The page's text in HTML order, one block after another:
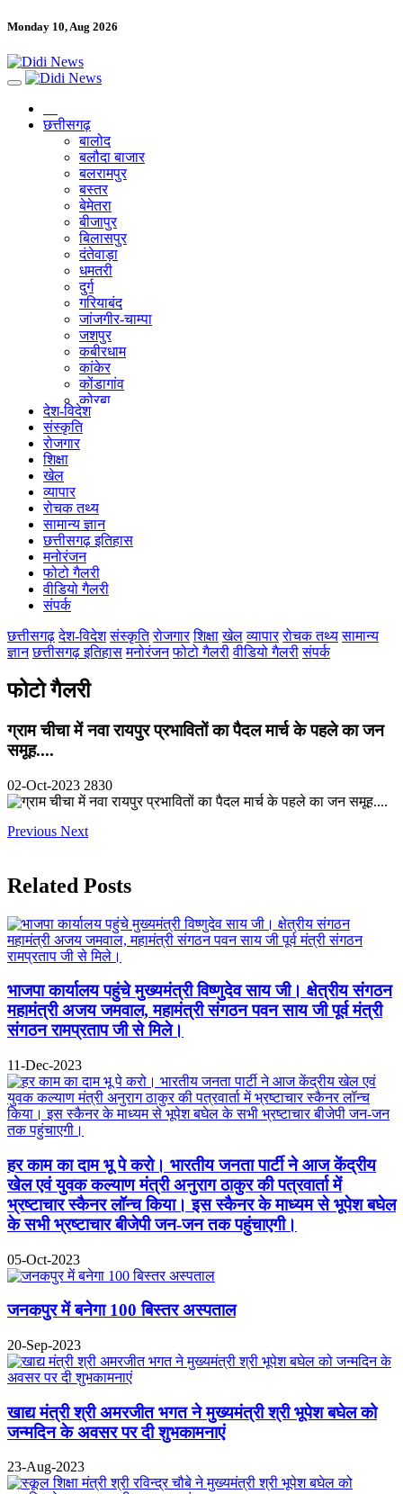
Monday 10, Aug 2026
छत्तीसगढ़
बालोद
बलौदा बाजार
बलरामपुर
बस्तर
बेमेतरा
बीजापुर
बिलासपुर
दंतेवाड़ा
धमतरी
दुर्ग
गरियाबंद
जांजगीर-चाम्पा
जशपुर
कबीरधाम
कांकेर
कोंडागांव
कोरबा
कोरिया
महासमुंद
मुंगेली
राजनांदगांव
सुकमा
सूरजपुर
सरगुजा
गौरेला पेंड्रा मरवाही
खैरागढ़-छुईखदान-गंडई
सारंगढ़-बिलाईगढ़
मनेन्द्रगढ़ – चिरिमिरी – भरतपुर
सक्ति
देश-विदेश
संस्कृति
रोजगार
शिक्षा
खेल
व्यापार
रोचक तथ्य
सामान्य ज्ञान
छत्तीसगढ़ इतिहास
मनोरंजन
फोटो गैलरी
वीडियो गैलरी
संपर्क
छत्तीसगढ़ देश-विदेश संस्कृति रोजगार शिक्षा खेल व्यापार रोचक तथ्य सामान्य
ज्ञान छत्तीसगढ़ इतिहास मनोरंजन फोटो गैलरी वीडियो गैलरी संपर्क
फोटो गैलरी
ग्राम चीचा में नवा रायपुर प्रभावितों का पैदल मार्च के पहले का जन
समूह....
02-Oct-2023 2830
Previous Next
Related Posts
भाजपा कार्यालय पहुंचे मुख्यमंत्री विष्णुदेव साय जी। क्षेत्रीय संगठन
महामंत्री अजय जमवाल, महामंत्री संगठन पवन साय जी पूर्व मंत्री
संगठन रामप्रताप जी से मिले।
11-Dec-2023
हर काम का दाम भू पे करो। भारतीय जनता पार्टी ने आज केंद्रीय
खेल एवं युवक कल्याण मंत्री अनुराग ठाकुर की पत्रवार्ता में
भ्रष्टाचार स्कैनर लॉन्च किया। इस स्कैनर के माध्यम से भूपेश बघेल
के सभी भ्रष्टाचार बीजेपी जन-जन तक पहुंचाएगी।
05-Oct-2023
जनकपुर में बनेगा 100 बिस्तर अस्पताल
20-Sep-2023
खाद्य मंत्री श्री अमरजीत भगत ने मुख्यमंत्री श्री भूपेश बघेल को
जन्मदिन के अवसर पर दी शुभकामनाएं
23-Aug-2023